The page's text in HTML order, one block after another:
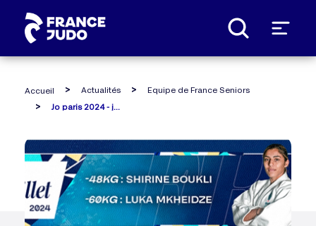
Accueil Actualités
Equipe de France Seniors